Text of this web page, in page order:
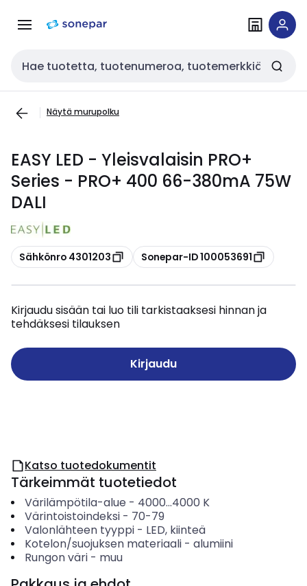
navigointiinsisältöön
Haku
Näytä murupolku
EASY LED - Yleisvalaisin PRO+
Series - PRO+ 400 66-380mA 75W
DALI
Kopioi
Sähkönro 4301203 Kopioi
Sonepar-ID 100053691
Kirjaudu sisään tai luo tili tarkistaaksesi hinnan ja
tehdäksesi tilauksen
Kirjaudu
Katso tuotedokumentit
Tärkeimmät tuotetiedot
Värilämpötila-alue - 4000...4000 K
Värintoistoindeksi- 70-79
Valonlähteen tyyppi- LED, kiinteä
Kotelon/suojuksen materiaali- alumiini
Rungon väri- muu